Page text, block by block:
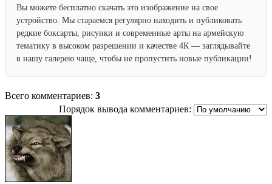
Вы можете бесплатно скачать это изображение на свое
устройство. Мы стараемся регулярно находить и публиковать
редкие боксарты, рисунки и современные арты на армейскую
тематику в высоком разрешении и качестве 4К — заглядывайте
в нашу галерею чаще, чтобы не пропустить новые публикации!
Всего комментариев: 3
Порядок вывода комментариев: